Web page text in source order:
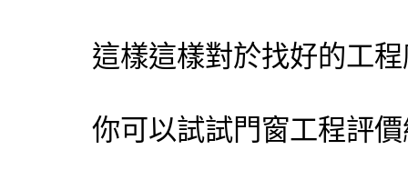
這樣這樣對於找好的工
你可以試試門窗工程評